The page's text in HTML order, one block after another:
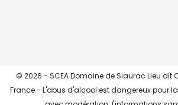
© 2026 - SCEA Domaine de Siaurac Lieu dit
France - L'abus d'alcool est dangereux pour